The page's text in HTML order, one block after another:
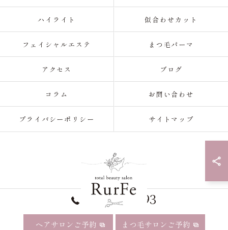
052-990-9993
ヘアサロンご予約 まつ毛サロンご予約
ハイライト 似合わせカット
フェイシャルエステ まつ毛パーマ
アクセス ブログ
コラム お問い合わせ
プライバシーポリシー サイトマップ